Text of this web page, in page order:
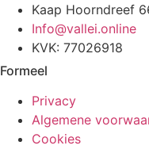
Kaap Hoorndreef
Info@vallei.online
KVK: 77026918
Formeel
Privacy
Algemene
Cookies